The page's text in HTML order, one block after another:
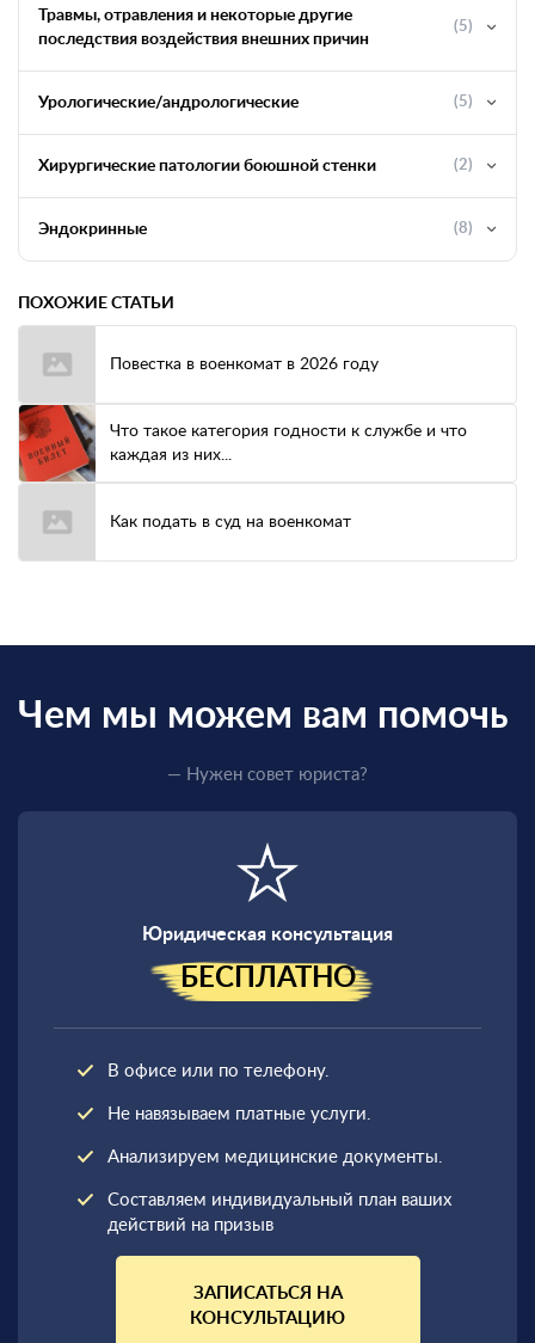
Травмы, отравления и некоторые другие
последствия воздействия внешних причин
(5)
Урологические/андрологические (5)
Хирургические патологии боюшной стенки (2)
Эндокринные (8)
ПОХОЖИЕ СТАТЬИ
Повестка в военкомат в 2026 году
Что такое категория годности к службе и что
каждая из них...
Как подать в суд на военкомат
Чем мы можем вам помочь
— Нужен совет юриста?
Юридическая консультация
БЕСПЛАТНО
В офисе или по телефону.
Не навязываем платные услуги.
Анализируем медицинские документы.
Составляем индивидуальный план ваших
действий на призыв
ЗАПИСАТЬСЯ НА
КОНСУЛЬТАЦИЮ